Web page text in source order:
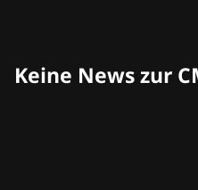
Keine News zur